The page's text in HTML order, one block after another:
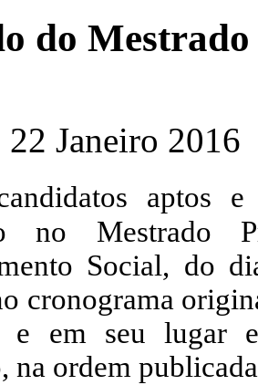
do Mestrado
Janeiro 2016
aptos e
no Mestrado
Social, do
cronograma
e em seu lugar
na ordem